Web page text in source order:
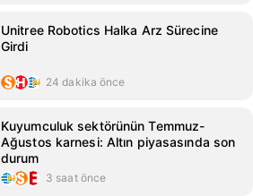
Unitree Robotics Halka Arz Sürecine
Girdi
24 dakika önce
Kuyumculuk sektörünün Temmuz-
Ağustos karnesi: Altın piyasasında son
durum
3 saat önce